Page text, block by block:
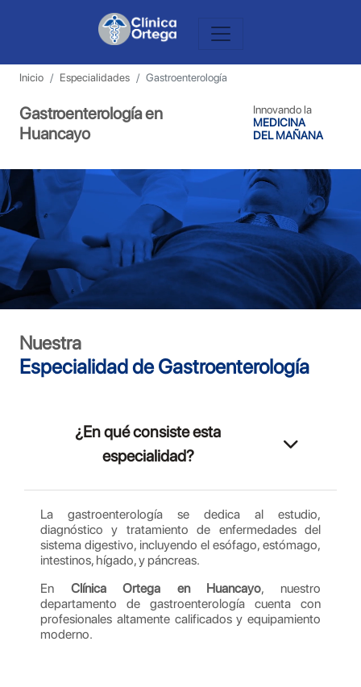
Inicio Especialidades Gastroenterología
Gastroenterología en
Huancayo
Innovando la
MEDICINA
DEL MAÑANA
Nuestra
Especialidad de Gastroenterología
¿En qué consiste esta
especialidad?
La gastroenterología se dedica al estudio,
diagnóstico y tratamiento de enfermedades del
sistema digestivo, incluyendo el esófago, estómago,
intestinos, hígado, y páncreas.
En Clínica Ortega en Huancayo, nuestro
departamento de gastroenterología cuenta con
profesionales altamente calificados y equipamiento
moderno.